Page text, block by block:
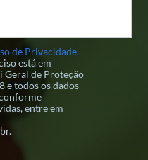
de Privacidade.
está em
Geral de Proteção
e todos os dados
entre em